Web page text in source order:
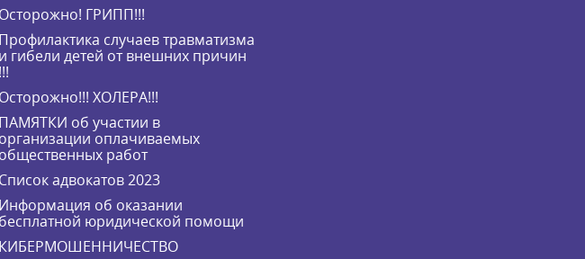
Осторожно! ГРИПП!!!
Профилактика случаев травматизма
и гибели детей от внешних причин
!!!
Осторожно!!! ХОЛЕРА!!!
ПАМЯТКИ об участии в
организации оплачиваемых
общественных работ
Список адвокатов 2023
Информация об оказании
бесплатной юридической помощи
КИБЕРМОШЕННИЧЕСТВО